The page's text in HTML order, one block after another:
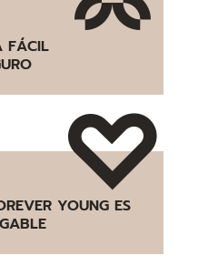
FÁCIL
YOUNG ES